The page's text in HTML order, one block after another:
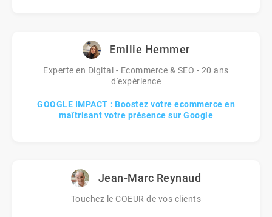
Emilie Hemmer
Experte en Digital - Ecommerce & SEO - 20 ans
d'expérience
GOOGLE IMPACT : Boostez votre ecommerce en
maîtrisant votre présence sur Google
Jean-Marc Reynaud
Touchez le COEUR de vos clients